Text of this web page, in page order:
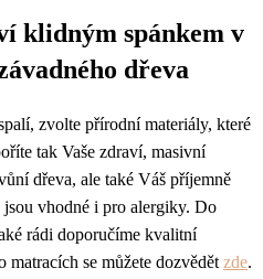
klidným spánkem v
dřeva
zvolte přírodní materiály, které
tak Vaše zdraví, masivní
dřeva, ale také Váš příjemně
vhodné i pro alergiky. Do
rádi doporučíme kvalitní
matracích se můžete dozvědět zde.